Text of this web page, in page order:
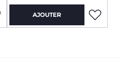
AJOUTER